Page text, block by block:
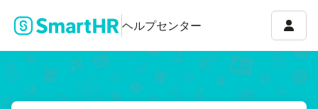
ヘルプセンター アカ